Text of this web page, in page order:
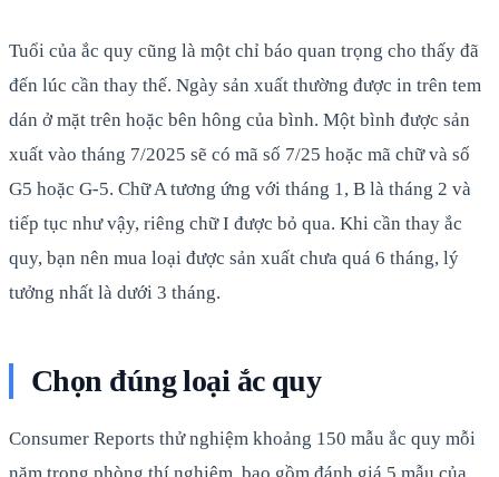
Tuổi của ắc quy cũng là một chỉ báo quan trọng cho thấy đã
đến lúc cần thay thế. Ngày sản xuất thường được in trên tem
dán ở mặt trên hoặc bên hông của bình. Một bình được sản
xuất vào tháng 7/2025 sẽ có mã số 7/25 hoặc mã chữ và số
G5 hoặc G-5. Chữ A tương ứng với tháng 1, B là tháng 2 và
tiếp tục như vậy, riêng chữ I được bỏ qua. Khi cần thay ắc
quy, bạn nên mua loại được sản xuất chưa quá 6 tháng, lý
tưởng nhất là dưới 3 tháng.
Chọn đúng loại ắc quy
Consumer Reports thử nghiệm khoảng 150 mẫu ắc quy mỗi
năm trong phòng thí nghiệm, bao gồm đánh giá 5 mẫu của